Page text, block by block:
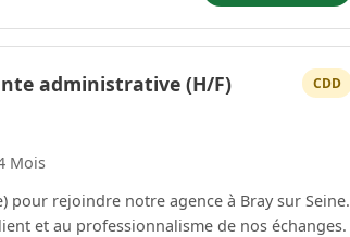
administrative (H/F) CDD
Mois
pour rejoindre notre agence à Bray sur Seine.
et au professionnalisme de nos échanges.